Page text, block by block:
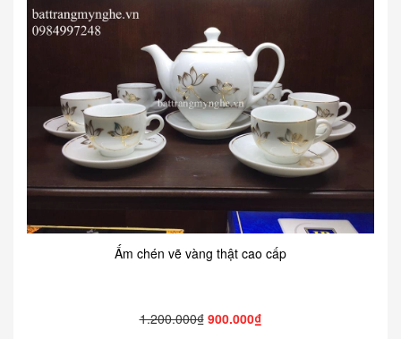
Ấm chén vẽ vàng thật cao cấp
1.200.000₫ 900.000₫